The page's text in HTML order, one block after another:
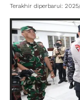
Terakhir diperbarui: 2025/